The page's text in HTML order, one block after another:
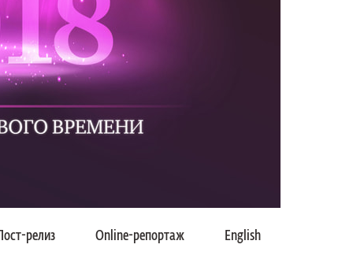
релиз Online-репортаж English